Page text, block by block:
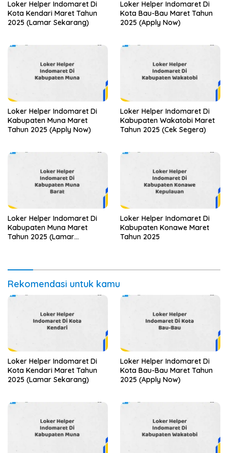
Loker Helper Indomaret Di
Kota Kendari Maret Tahun
2025 (Lamar Sekarang)
Loker Helper Indomaret Di
Kota Bau-Bau Maret Tahun
2025 (Apply Now)
Loker Helper Indomaret Di
Kabupaten Muna Maret
Tahun 2025 (Apply Now)
Loker Helper Indomaret Di
Kabupaten Wakatobi Maret
Tahun 2025 (Cek Segera)
Loker Helper Indomaret Di
Kabupaten Muna Maret
Tahun 2025 (Lamar
Loker Helper Indomaret Di
Kabupaten Konawe Maret
Tahun 2025
Rekomendasi untuk kamu
Loker Helper Indomaret Di
Kota Kendari Maret Tahun
2025 (Lamar Sekarang)
Loker Helper Indomaret Di
Kota Bau-Bau Maret Tahun
2025 (Apply Now)